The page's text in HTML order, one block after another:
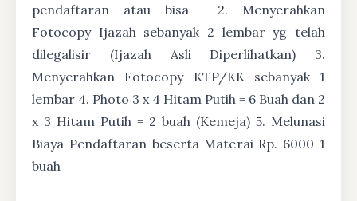
pendaftaran atau bisa
2. Menyerahkan
Fotocopy Ijazah sebanyak 2 lembar yg telah
dilegalisir (Ijazah Asli Diperlihatkan) 3.
Menyerahkan Fotocopy KTP/KK sebanyak 1
lembar 4. Photo 3 x 4 Hitam Putih = 6 Buah dan 2
x 3 Hitam Putih = 2 buah (Kemeja) 5. Melunasi
Biaya Pendaftaran beserta Materai Rp. 6000 1
buah